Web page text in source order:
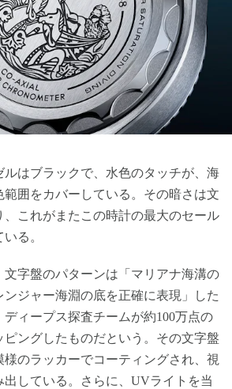
はブラックで、水色のタッチが、海
囲をカバーしている。その暗さは文
、これがまたこの時計の最大のセール
る。
字盤のパターンは「マリアナ海溝の
ジャー海淵の底を正確に表現」した
ディープス探査チームが約100万点の
ピングしたものだという。その文字盤
のラッカーでコーティングされ、視
している。さらに、UVライトを当